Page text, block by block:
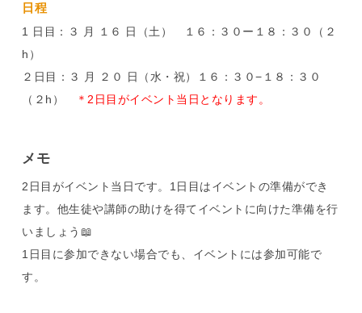
日程
1 日目：３ 月 １６ 日（土） １６：３０ー１８：３０（２
h）
２日目：３ 月 ２０ 日（水・祝）１６：３０−１８：３０
（２h）
＊2日目がイベント当日となります。
メモ
2日目がイベント当日です。1日目はイベントの準備ができ
ます。他生徒や講師の助けを得てイベントに向けた準備を行
いましょう📖
1日目に参加できない場合でも、イベントには参加可能で
す。